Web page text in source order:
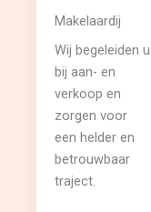
Makelaardij
Wij begeleiden u
bij aan- en
verkoop en
zorgen voor
een helder en
betrouwbaar
traject.